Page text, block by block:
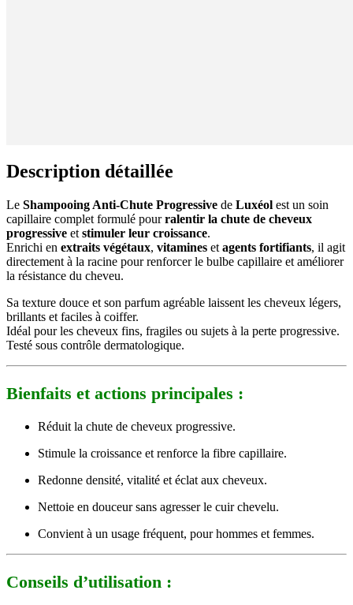
Description détaillée
Le Shampooing Anti-Chute Progressive de Luxéol est un soin
capillaire complet formulé pourralentir la chute de cheveux
progressive et stimuler leur croissance.
Enrichi en extraits végétaux, vitamines et agents fortifiants, il agit
directement à la racine pour renforcer le bulbe capillaire et améliorer
la résistance du cheveu.
Sa texture douce et son parfum agréable laissent les cheveux légers,
brillants et faciles à coiffer.
Idéal pour les cheveux fins, fragiles ou sujets à la perte progressive.
Testé sous contrôle dermatologique.
Bienfaits et actions principales :
Réduit la chute de cheveux progressive.
Stimule la croissance et renforce la fibre capillaire.
Redonne densité, vitalité et éclat aux cheveux.
Nettoie en douceur sans agresser le cuir chevelu.
Convient à un usage fréquent, pour hommes et femmes.
Conseils d’utilisation :